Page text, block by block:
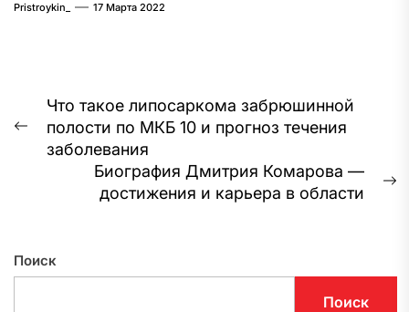
Pristroykin_ 17 Марта 2022
Навигация
по
записям
Предыдущая
запись:
Что такое липосаркома забрюшинной
полости по МКБ 10 и прогноз течения
заболевания
Биография Дмитрия Комарова —
достижения и карьера в области
Поиск
Поиск